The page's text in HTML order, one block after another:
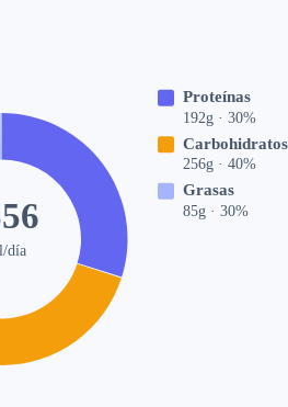
día
Proteínas
192g· 30%
Carbohidratos
256g· 40%
Grasas
85g· 30%